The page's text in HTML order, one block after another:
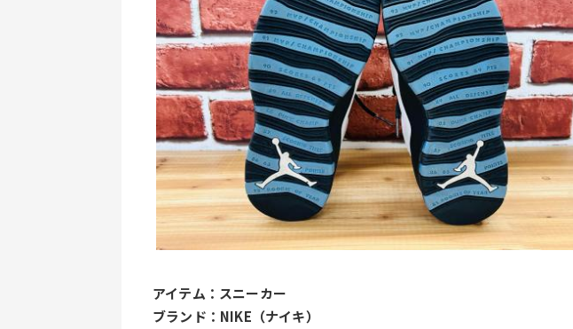
アイテム：スニーカー
ブランド：NIKE（ナイキ）